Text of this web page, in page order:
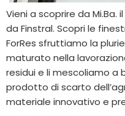
Vieni a scoprire da
da Finstral. Scopri le
ForRes sfruttiamo la
maturato nella
residui e li mescoliamo a
prodotto di scarto
materiale innovativo e